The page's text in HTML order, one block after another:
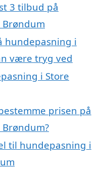
3 tilbud på
hundepasning i
være tryg ved
i Store
prisen på
til hundepasning i